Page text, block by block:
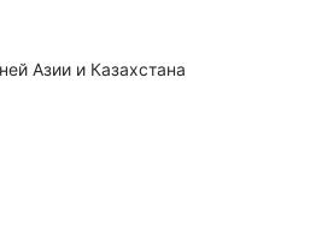
Азии и Казахстана